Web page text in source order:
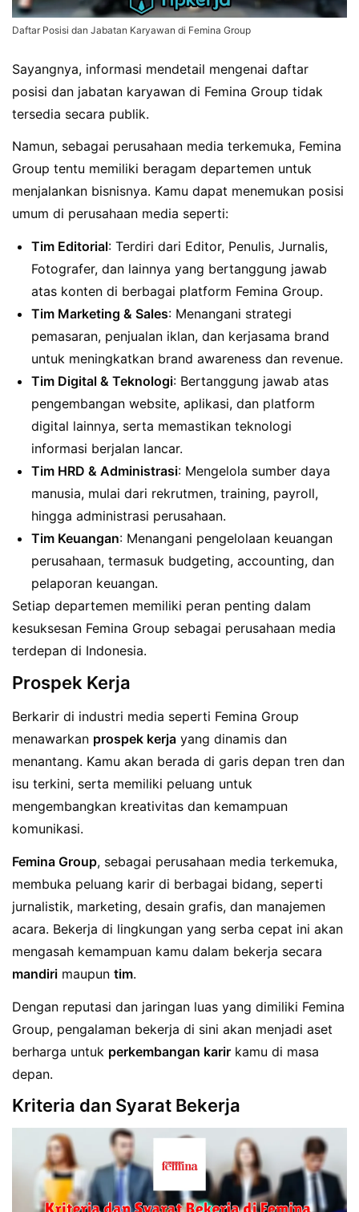
Daftar Posisi dan Jabatan Karyawan di Femina Group
Sayangnya, informasi mendetail mengenai daftar
posisi dan jabatan karyawan di Femina Group tidak
tersedia secara publik.
Namun, sebagai perusahaan media terkemuka, Femina
Group tentu memiliki beragam departemen untuk
menjalankan bisnisnya. Kamu dapat menemukan posisi
umum di perusahaan media seperti:
Tim Editorial: Terdiri dari Editor, Penulis, Jurnalis,
Fotografer, dan lainnya yang bertanggung jawab
atas konten di berbagai platform Femina Group.
Tim Marketing & Sales: Menangani strategi
pemasaran, penjualan iklan, dan kerjasama brand
untuk meningkatkan brand awareness dan revenue.
Tim Digital & Teknologi: Bertanggung jawab atas
pengembangan website, aplikasi, dan platform
digital lainnya, serta memastikan teknologi
informasi berjalan lancar.
Tim HRD & Administrasi: Mengelola sumber daya
manusia, mulai dari rekrutmen, training, payroll,
hingga administrasi perusahaan.
Tim Keuangan: Menangani pengelolaan keuangan
perusahaan, termasuk budgeting, accounting, dan
pelaporan keuangan.
Setiap departemen memiliki peran penting dalam
kesuksesan Femina Group sebagai perusahaan media
terdepan di Indonesia.
Prospek Kerja
Berkarir di industri media seperti Femina Group
menawarkan prospek kerja yang dinamis dan
menantang. Kamu akan berada di garis depan tren dan
isu terkini, serta memiliki peluang untuk
mengembangkan kreativitas dan kemampuan
komunikasi.
Femina Group, sebagai perusahaan media terkemuka,
membuka peluang karir di berbagai bidang, seperti
jurnalistik, marketing, desain grafis, dan manajemen
acara. Bekerja di lingkungan yang serba cepat ini akan
mengasah kemampuan kamu dalam bekerja secara
mandiri maupun tim.
Dengan reputasi dan jaringan luas yang dimiliki Femina
Group, pengalaman bekerja di sini akan menjadi aset
berharga untuk perkembangan karir kamu di masa
depan.
Kriteria dan Syarat Bekerja